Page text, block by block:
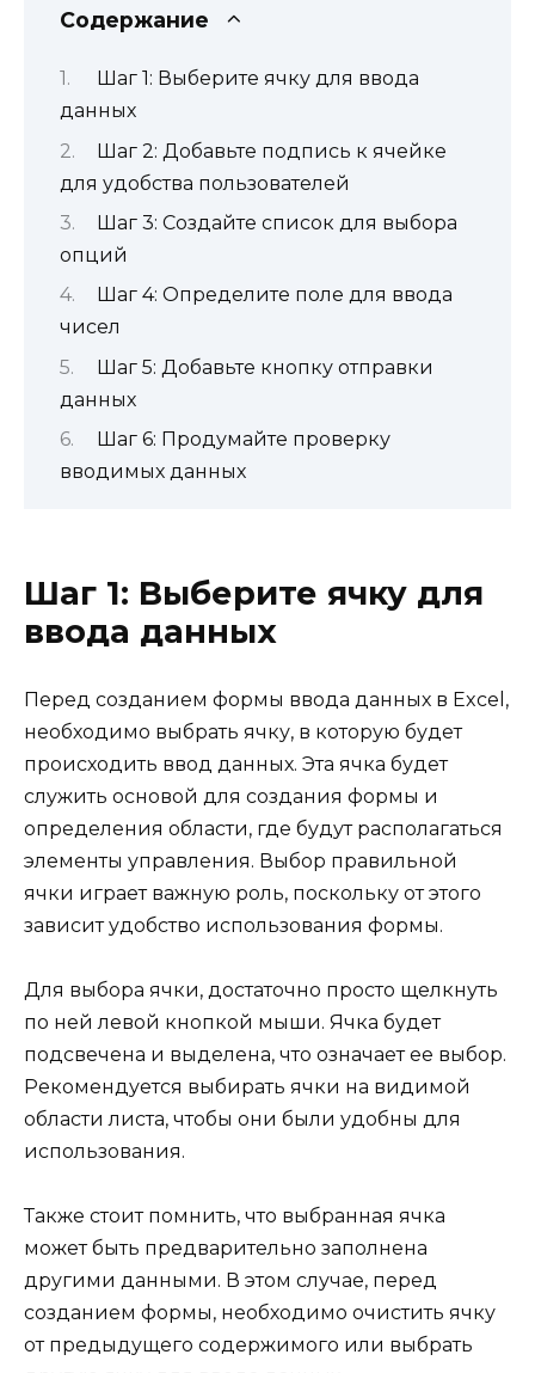
Содержание
Шаг 1: Выберите ячку для ввода
данных
Шаг 2: Добавьте подпись к ячейке
для удобства пользователей
Шаг 3: Создайте список для выбора
опций
Шаг 4: Определите поле для ввода
чисел
Шаг 5: Добавьте кнопку отправки
данных
Шаг 6: Продумайте проверку
вводимых данных
Шаг 1: Выберите ячку для
ввода данных
Перед созданием формы ввода данных в Excel,
необходимо выбрать ячку, в которую будет
происходить ввод данных. Эта ячка будет
служить основой для создания формы и
определения области, где будут располагаться
элементы управления. Выбор правильной
ячки играет важную роль, поскольку от этого
зависит удобство использования формы.
Для выбора ячки, достаточно просто щелкнуть
по ней левой кнопкой мыши. Ячка будет
подсвечена и выделена, что означает ее выбор.
Рекомендуется выбирать ячки на видимой
области листа, чтобы они были удобны для
использования.
Также стоит помнить, что выбранная ячка
может быть предварительно заполнена
другими данными. В этом случае, перед
созданием формы, необходимо очистить ячку
от предыдущего содержимого или выбрать